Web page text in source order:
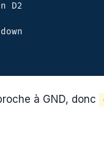
D2
à GND, donc